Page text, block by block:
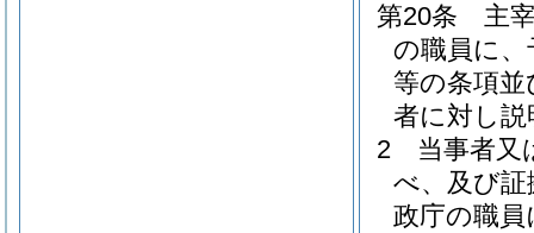
第20条
主
の職員に
等の条項
者に対し
2
当事者又
べ、及び
政庁の職